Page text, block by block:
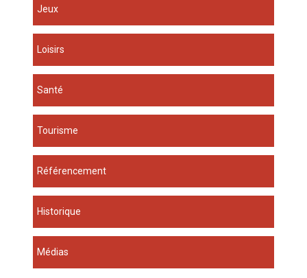
Jeux
Loisirs
Santé
Tourisme
Référencement
Historique
Médias